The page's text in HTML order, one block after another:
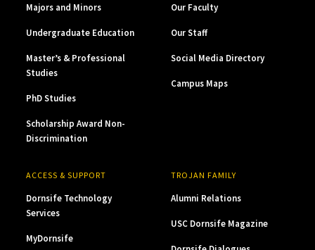
Majors and Minors
Undergraduate Education
Master’s & Professional
Studies
PhD Studies
Scholarship Award Non-
Discrimination
Our Faculty
Our Staff
Social Media Directory
Campus Maps
ACCESS & SUPPORT
Dornsife Technology
Services
MyDornsife
TROJAN FAMILY
Alumni Relations
USC Dornsife Magazine